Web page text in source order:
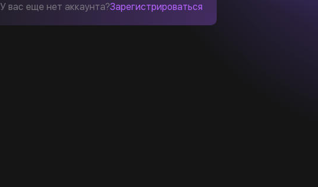
У вас еще нет аккаунта?Зарегистрироваться